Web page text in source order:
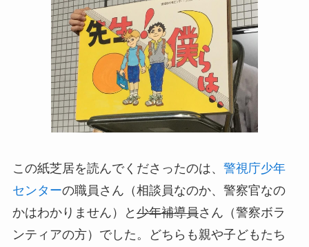
この紙芝居を読んでくださったのは、 警視庁少年
センターの職員さん（相談員なのか、警察官なの
かはわかりません）と 少年補導員さん（警察ボラ
ンティアの方）でした。どちらも親や子どもたち